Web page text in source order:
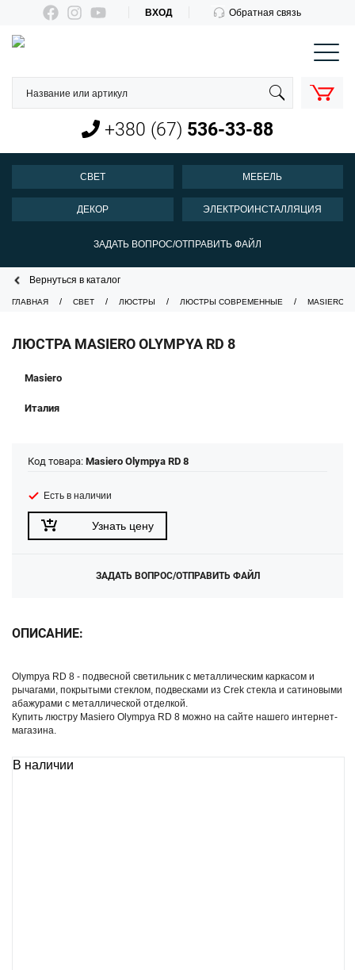
ВХОД Обратная связь
О нас
Оплата и доставка
Контакты
+380 (67)536-33-88
КОРЗИНА
+380 (67) 536-33-88
СВЕТ МЕБЕЛЬ
ДЕКОР ЭЛЕКТРОИНСТАЛЛЯЦИЯ
ЗАДАТЬ ВОПРОС/ОТПРАВИТЬ ФАЙЛ
ГЛАВНАЯ СВЕТ ЛЮСТРЫ ЛЮСТРЫ СОВРЕМЕННЫЕ MASIERO
Вернуться в каталог
В наличии
ЛЮСТРА MASIERO OLYMPYA RD 8
Masiero
Италия
Код товара: Masiero Olympya RD 8
Есть в наличии
Узнать цену
ЗАДАТЬ ВОПРОС/ОТПРАВИТЬ ФАЙЛ
ОПИСАНИЕ:
Olympya RD 8 - подвесной светильник с металлическим каркасом и
рычагами, покрытыми стеклом, подвесками из Crek стекла и сатиновыми
абажурами с металлической отделкой.
Купить люстру Masiero Olympya RD 8 можно на сайте нашего интернет-
магазина.